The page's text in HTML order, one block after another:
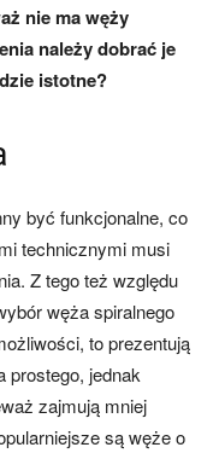
nie ma węży
należy dobrać je
istotne?
być funkcjonalne, co
technicznymi musi
Z tego też względu
węża spiralnego
to prezentują
prostego, jednak
zajmują mniej
są węże o